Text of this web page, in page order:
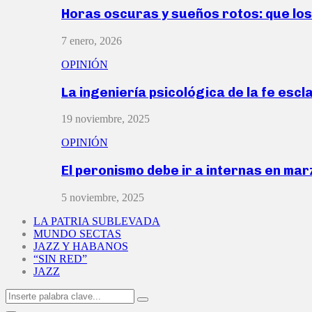
Horas oscuras y sueños rotos: que
7 enero, 2026
OPINIÓN
La ingeniería psicológica de la fe
19 noviembre, 2025
OPINIÓN
El peronismo debe ir a internas en
5 noviembre, 2025
LA PATRIA SUBLEVADA
MUNDO SECTAS
JAZZ Y HABANOS
“SIN RED”
JAZZ
Search
for:
Search